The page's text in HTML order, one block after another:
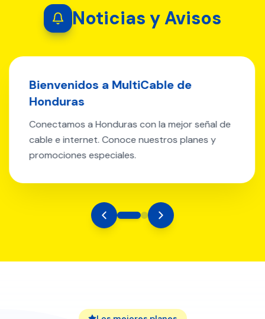
Noticias y Avisos
Nuevo Plan de Internet 100 Mbps
Ahora puedes disfrutar de velocidades de
hasta 100 Mbps con nuestro nuevo plan
premium. Incluye instalación gratuita.